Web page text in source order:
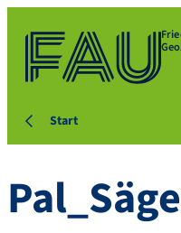
Start